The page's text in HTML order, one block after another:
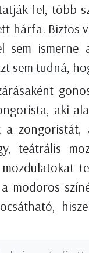
fel, több
hárfa. Biztos
sem
sem tudná,
aki
a
teátrális
modoros